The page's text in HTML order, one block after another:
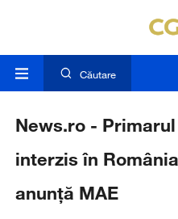
Căutare
News.ro -
interzis în
anunţă MAE